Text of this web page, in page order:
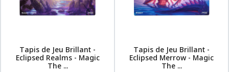
Tapis de Jeu Brillant -
Eclipsed Realms - Magic
The ...
Tapis de Jeu Brillant -
Eclipsed Merrow - Magic
The ...